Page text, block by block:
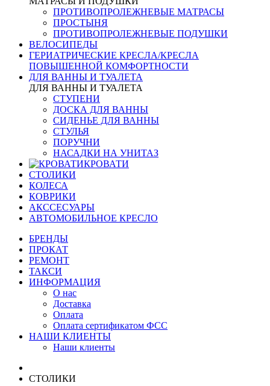
ПРОТИВОПРОЛЕЖНЕВЫЕ МАТРАСЫ
ПРОСТЫНЯ
ПРОТИВОПРОЛЕЖНЕВЫЕ ПОДУШКИ
ВЕЛОСИПЕДЫ
ГЕРИАТРИЧЕСКИЕ КРЕСЛА/КРЕСЛА
ПОВЫШЕННОЙ КОМФОРТНОСТИ
ДЛЯ ВАННЫ И ТУАЛЕТА
ДЛЯ ВАННЫ И ТУАЛЕТА
СТУПЕНИ
ДОСКА ДЛЯ ВАННЫ
СИДЕНЬЕ ДЛЯ ВАННЫ
СТУЛЬЯ
ПОРУЧНИ
НАСАДКИ НА УНИТАЗ
КРОВАТИ
СТОЛИКИ
КОЛЕСА
КОВРИКИ
АКССЕСУАРЫ
АВТОМОБИЛЬНОЕ КРЕСЛО
БРЕНДЫ
ПРОКАТ
РЕМОНТ
ТАКСИ
ИНФОРМАЦИЯ
О нас
Доставка
Оплата
Оплата сертификатом ФСС
НАШИ КЛИЕНТЫ
Наши клиенты
СТОЛИКИ